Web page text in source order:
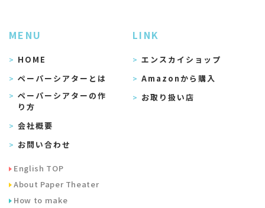
MENU
HOME
ペーパーシアターとは
ペーパーシアターの作
り方
会社概要
お問い合わせ
English TOP
About Paper Theater
How to make
LINK
エンスカイショップ
Amazonから購入
お取り扱い店